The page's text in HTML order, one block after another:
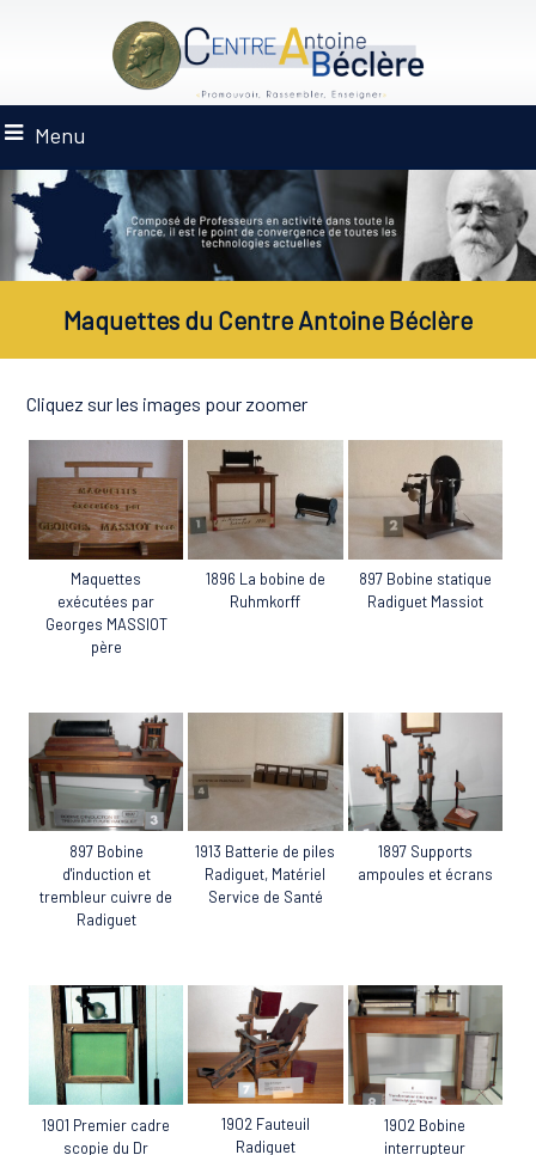
Menu
Maquettes du Centre Antoine Béclère
Cliquez sur les images pour zoomer
Maquettes
exécutées par
Georges MASSIOT
père
1896 La bobine de
Ruhmkorff
897 Bobine statique
Radiguet Massiot
897 Bobine
d'induction et
trembleur cuivre de
Radiguet
1913 Batterie de piles
Radiguet, Matériel
Service de Santé
1897 Supports
ampoules et écrans
1901 Premier cadre
scopie du Dr
1902 Fauteuil
Radiguet
1902 Bobine
interrupteur